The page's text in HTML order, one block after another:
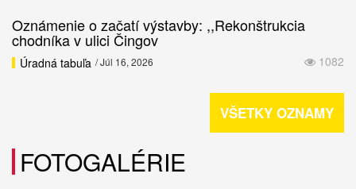
Oznámenie o začatí výstavby: ,,Rekonštrukcia
chodníka v ulici Čingov
1082
Úradná tabuľa / Júl 16, 2026
VŠETKY OZNAMY
FOTOGALÉRIE